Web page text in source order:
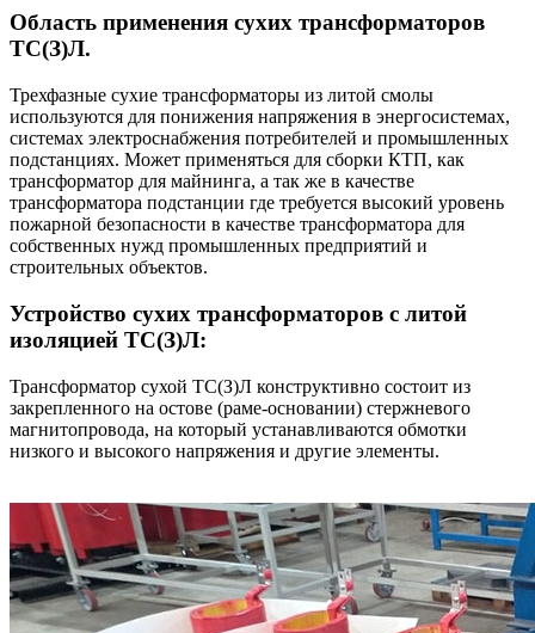
Область применения сухих трансформаторов
ТС(З)Л.
Трехфазные сухие трансформаторы из литой смолы
используются для понижения напряжения в энергосистемах,
системах электроснабжения потребителей и промышленных
подстанциях. Может применяться для сборки КТП, как
трансформатор для майнинга, а так же в качестве
трансформатора подстанции где требуется высокий уровень
пожарной безопасности в качестве трансформатора для
собственных нужд промышленных предприятий и
строительных объектов.
Устройство сухих трансформаторов с литой
изоляцией ТС(З)Л:
Трансформатор сухой ТС(З)Л конструктивно состоит из
закрепленного на остове (раме-основании) стержневого
магнитопровода, на который устанавливаются обмотки
низкого и высокого напряжения и другие элементы.